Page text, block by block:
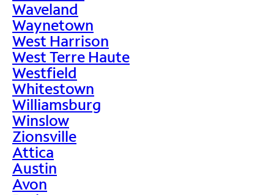
Waveland
Waynetown
West Harrison
West Terre Haute
Westfield
Whitestown
Williamsburg
Winslow
Zionsville
Attica
Austin
Avon